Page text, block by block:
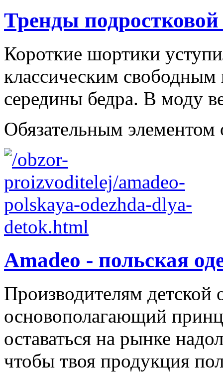
Тренды
Короткие шортики
классическим
середины бедра. В моду
Обязательным элементом
Amadeo - польская
Производителям детской
основополагающий
оставаться на рынке
чтобы твоя продукция